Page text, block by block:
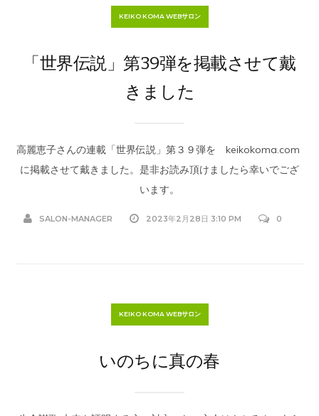
KEIKO KOMA WEBサロン
「世界伝説」第39弾を掲載させて戴
きました
高麗恵子さんの連載「世界伝説」第３９弾を keikokoma.com
に掲載させて戴きました。是非お読み頂けましたら幸いでござ
います。
SALON-MANAGER 2023年2月28日 3:10 PM 0
KEIKO KOMA WEBサロン
いのちに真の春